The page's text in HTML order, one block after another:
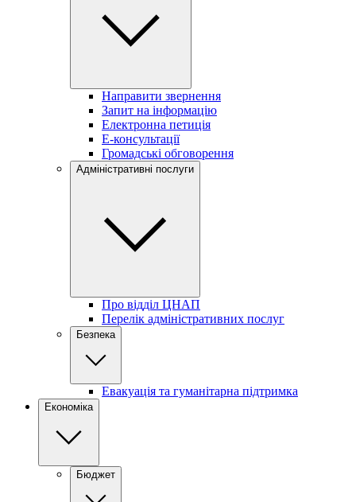
Направити звернення
Запит на інформацію
Електронна петиція
Е-консультації
Громадські обговорення
Адміністративні послуги
Про відділ ЦНАП
Перелік адміністративних послуг
Безпека
Евакуація та гуманітарна підтримка
Економіка
Бюджет